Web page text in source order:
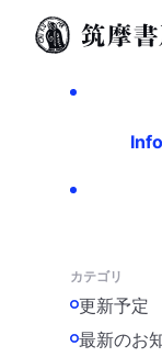
カテゴリ
更新予定
最新のお